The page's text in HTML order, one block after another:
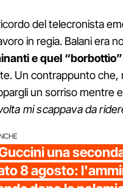
del telecronista
in regia. Balani era
e quel
Un contrappunto che,
un sorriso mentre
mi scappava da
una
8 agosto: